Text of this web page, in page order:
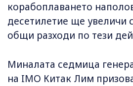
корабоплаването
десетилетие ще увеличи
общи разходи по тези
Миналата седмица
на IMO Китак Лим